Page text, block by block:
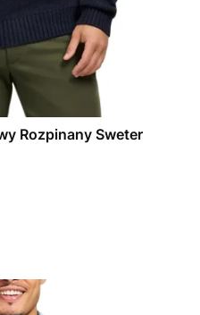
Rozpinany Sweter